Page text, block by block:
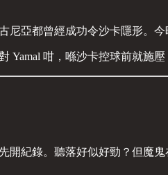
亞都曾經成功令沙卡隱形。
Yamal 咁，喺沙卡控球前就施
紀錄。聽落好似好勁？但魔